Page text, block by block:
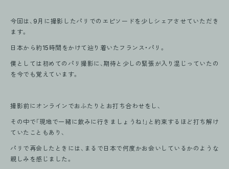
今回は、9月に撮影したパリでのエピソードを少しシェアさせていただき
ます。
日本から約15時間をかけて辿り着いたフランス・パリ。
僕としては初めてのパリ撮影に、期待と少しの緊張が入り混じっていたの
を今でも覚えています。
撮影前にオンラインでおふたりとお打ち合わせをし、
その中で「現地で一緒に飲みに行きましょうね！」と約束するほど打ち解け
ていたこともあり、
パリで再会したときには、まるで日本で何度かお会いしているかのような
親しみを感じました。